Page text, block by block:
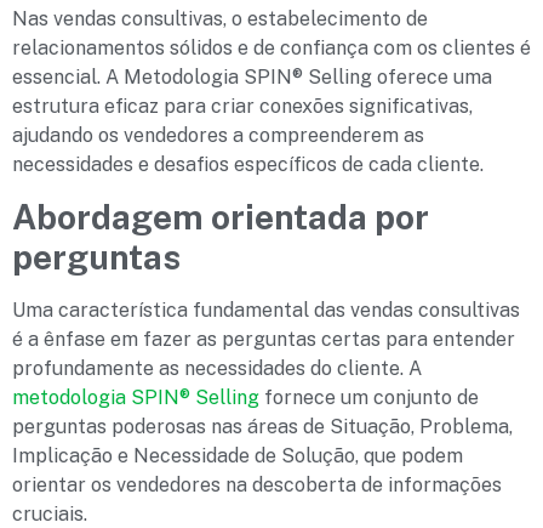
Nas vendas consultivas, o estabelecimento de
relacionamentos sólidos e de confiança com os clientes é
essencial. A Metodologia SPIN® Selling oferece uma
estrutura eficaz para criar conexões significativas,
ajudando os vendedores a compreenderem as
necessidades e desafios específicos de cada cliente.
Abordagem orientada por
perguntas
Uma característica fundamental das vendas consultivas
é a ênfase em fazer as perguntas certas para entender
profundamente as necessidades do cliente. A
metodologia SPIN® Selling fornece um conjunto de
perguntas poderosas nas áreas de Situação, Problema,
Implicação e Necessidade de Solução, que podem
orientar os vendedores na descoberta de informações
cruciais.